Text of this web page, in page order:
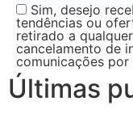
Sim, desejo
tendências ou
retirado a
cancelamento de
comunicações por
Últimas